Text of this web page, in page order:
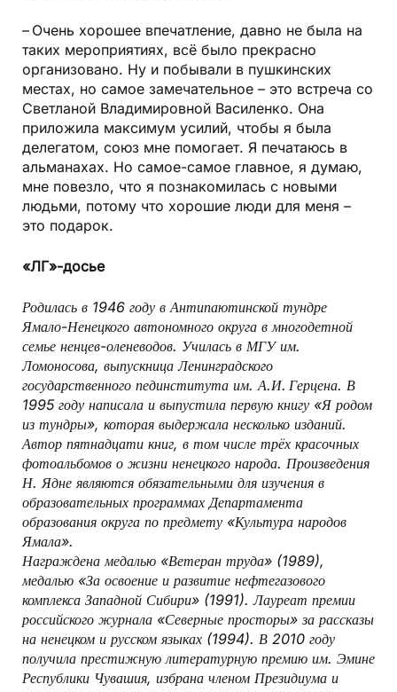
– Очень хорошее впечатление, давно не была на
таких мероприятиях, всё было прекрасно
организовано. Ну и побывали в пушкинских
местах, но самое замечательное – это встреча со
Светланой Владимировной Василенко. Она
приложила максимум усилий, чтобы я была
делегатом, союз мне помогает. Я печатаюсь в
альманахах. Но самое-самое главное, я думаю,
мне повезло, что я познакомилась с новыми
людьми, потому что хорошие люди для меня –
это подарок.
«ЛГ»-досье
Родилась в 1946 году в Антипаютинской тундре
Ямало-Ненецкого автономного округа в многодетной
семье ненцев-оленеводов. Училась в МГУ им.
Ломоносова, выпускница Ленинградского
государственного пединститута им. А.И. Герцена. В
1995 году написала и выпустила первую книгу «Я родом
из тундры», которая выдержала несколько изданий.
Автор пятнадцати книг, в том числе трёх красочных
фотоальбомов о жизни ненецкого народа. Произведения
Н. Ядне являются обязательными для изучения в
образовательных программах Департамента
образования округа по предмету «Культура народов
Ямала».
Награждена медалью «Ветеран труда» (1989),
медалью «За освоение и развитие нефтегазового
комплекса Западной Сибири» (1991). Лауреат премии
российского журнала «Северные просторы» за рассказы
на ненецком и русском языках (1994). В 2010 году
получила престижную литературную премию им. Эмине
Республики Чувашия, избрана членом Президиума и